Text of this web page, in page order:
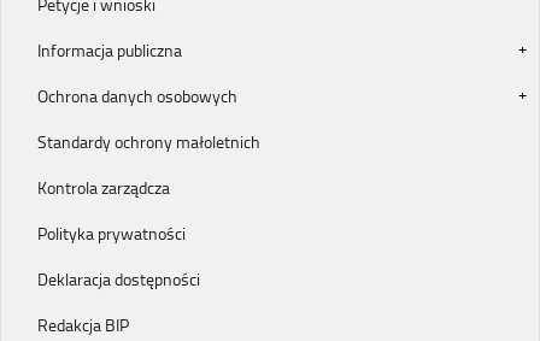
Informacja publiczna
Ochrona danych osobowych
Standardy ochrony małoletnich
Kontrola zarządcza
Polityka prywatności
Deklaracja dostępności
Redakcja BIP